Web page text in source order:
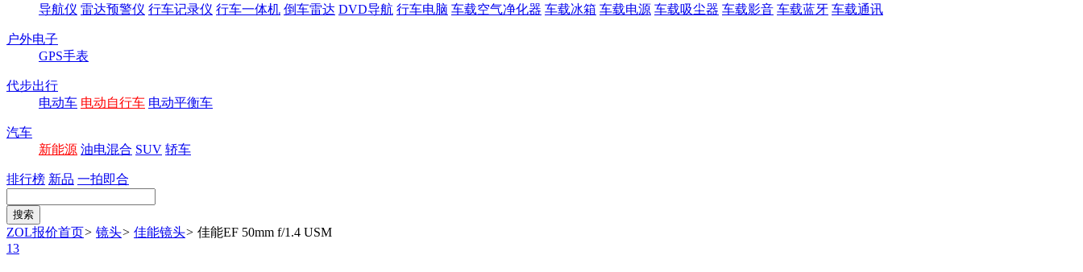
导航仪 雷达预警仪 行车记录仪 行车一体机 倒车雷达 DVD导航 行车电脑 车载空气净化器 车载冰箱 车载电源 车载吸尘器 车载影音 车载蓝牙 车载通讯
户外电子
GPS手表
代步出行
电动车 电动自行车 电动平衡车
汽车
新能源 油电混合 SUV 轿车
排行榜 新品 一拍即合
ZOL报价首页> 镜头> 佳能镜头> 佳能EF 50mm f/1.4 USM
13